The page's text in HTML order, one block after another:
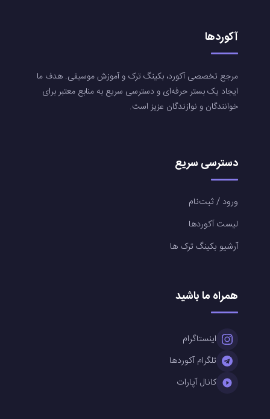
آکوردها
مرجع تخصصی آکورد، بکینگ ترک و آموزش موسیقی. هدف ما
ایجاد یک بستر حرفه‌ای و دسترسی سریع به منابع معتبر برای
خوانندگان و نوازندگان عزیز است.
دسترسی سریع
ورود / ثبت‌نام
لیست آکوردها
آرشیو بکینگ ترک ها
همراه ما باشید
اینستاگرام
تلگرام آکوردها
کانال آپارات